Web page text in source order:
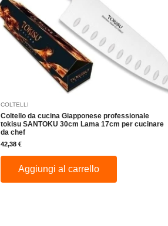
COLTELLI
Coltello da cucina Giapponese professionale
tokisu SANTOKU 30cm Lama 17cm per cucinare
da chef
42,38€
Aggiungi al carrello